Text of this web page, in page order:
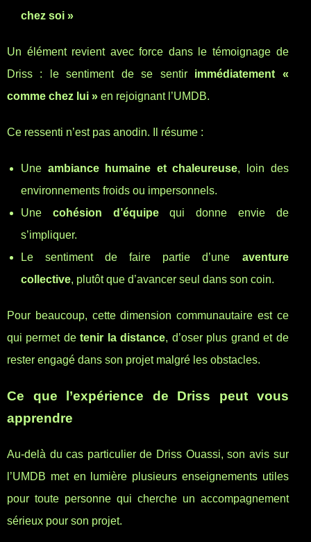
chez soi »
Un élément revient avec force dans le témoignage de
Driss : le sentiment de se sentir immédiatement «
comme chez lui » en rejoignant l’UMDB.
Ce ressenti n’est pas anodin. Il résume :
Une ambiance humaine et chaleureuse, loin des
environnements froids ou impersonnels.
Une cohésion d’équipequi donne envie de
s’impliquer.
Le sentiment de faire partie d’une aventure
collective, plutôt que d’avancer seul dans son coin.
Pour beaucoup, cette dimension communautaire est ce
qui permet detenir la distance, d’oser plus grand et de
rester engagé dans son projet malgré les obstacles.
Ce que l’expérience de Driss peut vous
apprendre
Au-delà du cas particulier de Driss Ouassi, son avis sur
l’UMDB met en lumière plusieurs enseignements utiles
pour toute personne qui cherche un accompagnement
sérieux pour son projet.